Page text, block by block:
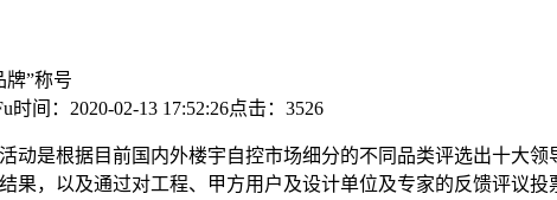
牌”称号
时间：2020-02-13 17:52:26点击：3526
动是根据目前国内外楼宇自控市场细分的不同品类评选出十大领
果，以及通过对工程、甲方用户及设计单位及专家的反馈评议